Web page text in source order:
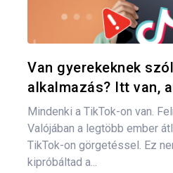
Van gyerekeknek
alkalmazás? Itt van,
Mindenki a TikTok-on van.
Valójában a legtöbb ember
TikTok-on görgetéssel. Ez
kipróbáltad a...